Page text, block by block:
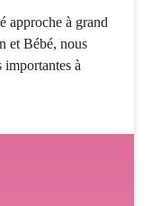
approche à grand
et Bébé, nous
importantes à